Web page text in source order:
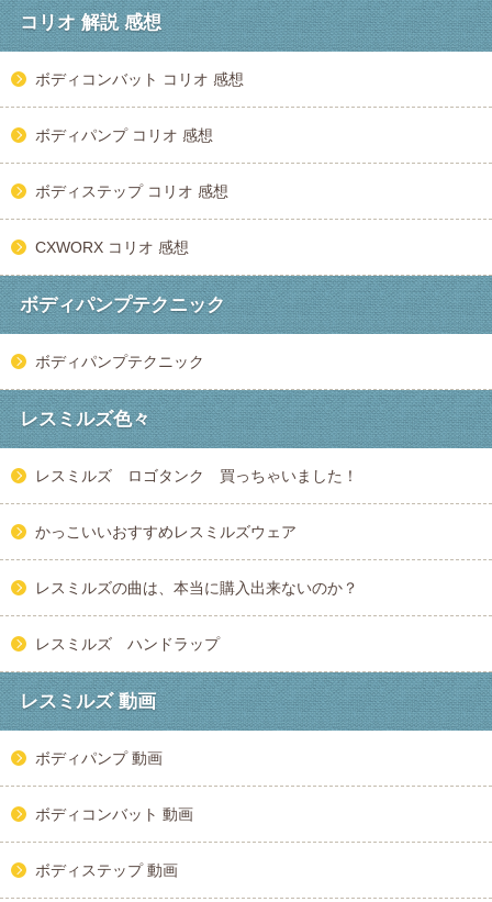
コリオ 解説 感想
ボディコンバット コリオ 感想
ボディパンプ コリオ 感想
ボディステップ コリオ 感想
CXWORX コリオ 感想
ボディパンプテクニック
ボディパンプテクニック
レスミルズ色々
レスミルズ ロゴタンク 買っちゃいました！
かっこいいおすすめレスミルズウェア
レスミルズの曲は、本当に購入出来ないのか？
レスミルズ ハンドラップ
レスミルズ 動画
ボディパンプ 動画
ボディコンバット 動画
ボディステップ 動画